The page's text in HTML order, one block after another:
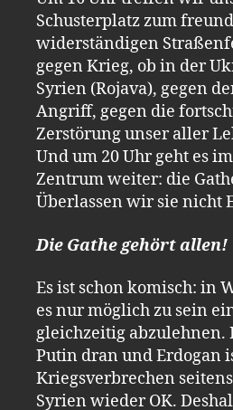
Schusterplatz zum
widerständigen
gegen Krieg, ob in der
Syrien (Rojava), gegen
Angriff, gegen die
Zerstörung unser aller
Und um 20 Uhr geht es
Zentrum weiter: die
Überlassen wir sie nicht
Die Gathe gehört allen!
Es ist schon komisch: in
es nur möglich zu sein
gleichzeitig abzulehnen.
Putin dran und Erdogan
Kriegsverbrechen
Syrien wieder OK.